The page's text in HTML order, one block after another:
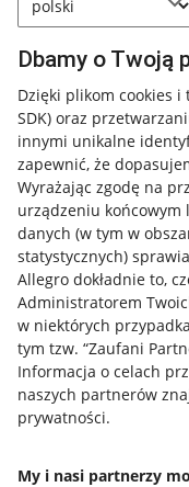
Dbamy o Twoją
Dzięki plikom cookies
SDK) oraz
innymi unikalne
zapewnić, że
Wyrażając zgodę na
urządzeniu
danych (w tym w
statystycznych)
Allegro dokładnie to,
Administratorem
w niektórych
tym tzw. “Zaufani
Informacja o celach
naszych partnerów
prywatności.
My i nasi partnerzy
Przydatne
Jak to działa